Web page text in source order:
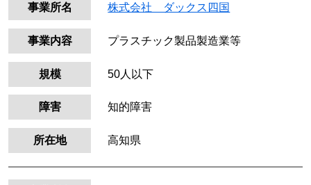
事業所名 株式会社 ダックス四国
事業内容 プラスチック製品製造業等
規模 50人以下
障害 知的障害
所在地 高知県